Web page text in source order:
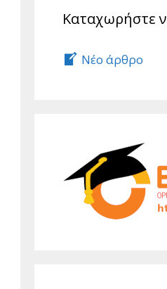
Καταχωρήστε
Νέο άρθρο